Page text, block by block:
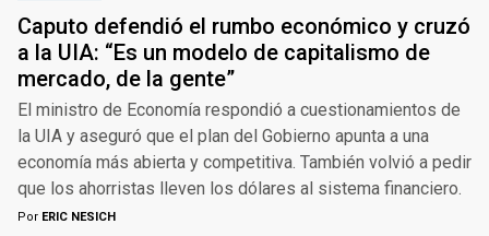
Caputo defendió el rumbo económico y cruzó
a la UIA: “Es un modelo de capitalismo de
mercado, de la gente”
El ministro de Economía respondió a cuestionamientos de
la UIA y aseguró que el plan del Gobierno apunta a una
economía más abierta y competitiva. También volvió a pedir
que los ahorristas lleven los dólares al sistema financiero.
Por ERIC NESICH